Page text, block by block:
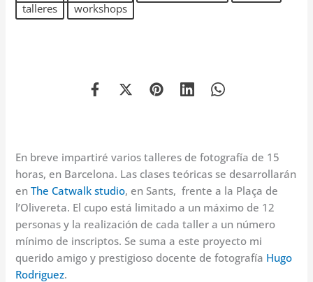
talleres
workshops
En breve impartiré varios talleres de fotografía de 15
horas, en Barcelona. Las clases teóricas se desarrollarán
enThe Catwalk studio, en Sants, frente a la Plaça de
l’Olivereta. El cupo está limitado a un máximo de 12
personas y la realización de cada taller a un número
mínimo de inscriptos. Se suma a este proyecto mi
querido amigo y prestigioso docente de fotografía Hugo
Rodriguez.